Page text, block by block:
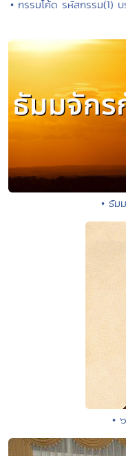
• กรรมโค้ด รหัสกรรม(1)
• ธัม
•